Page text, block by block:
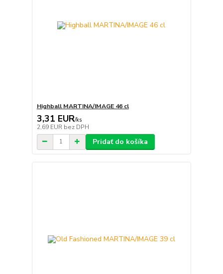
Highball MARTINA/IMAGE 46 cl
3,31 EUR/ks
2,69 EUR bez DPH
Pridať do košíka